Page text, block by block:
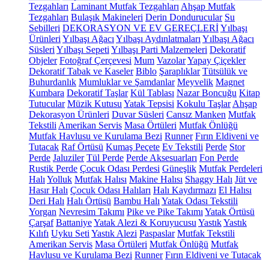
Tezgahları Laminant Mutfak Tezgahları Ahşap Mutfak
Tezgahları Bulaşık Makineleri Derin Dondurucular Su
Sebilleri DEKORASYON VE EV GEREÇLERİYılbaşı
Ürünleri Yılbaşı Ağacı Yılbaşı Aydınlatmaları Yılbaşı Ağacı
Süsleri Yılbaşı Sepeti Yılbaşı Parti Malzemeleri Dekoratif
Objeler Fotoğraf Çerçevesi Mum VazolarYapay Çiçekler
Dekoratif Tabak ve Kaseler Biblo Şaraplıklar Tütsülük ve
Buhurdanlık Mumluklar ve Şamdanlar Meyvelik Magnet
Kumbara Dekoratif Taşlar Kül Tablası Nazar Boncuğu Kitap
Tutucular Müzik Kutusu Yatak Tepsisi Kokulu Taşlar Ahşap
Dekorasyon Ürünleri Duvar Süsleri Cansız Manken Mutfak
Tekstili Amerikan Servis Masa Örtüleri Mutfak Önlüğü
Mutfak Havlusu ve Kurulama Bezi Runner Fırın Eldiveni ve
Tutacak Raf Örtüsü Kumaş Peçete Ev Tekstili Perde Stor
Perde Jaluziler Tül Perde Perde Aksesuarları Fon Perde
Rustik Perde Çocuk Odası Perdesi Güneşlik Mutfak Perdeleri
Halı Yolluk Mutfak Halısı Makine Halısı Shaggy Halı Jüt ve
Hasır Halı Çocuk Odası Halıları Halı Kaydırmazı El Halısı
Deri Halı Halı Örtüsü Bambu Halı Yatak Odası Tekstili
Yorgan Nevresim Takımı Pike ve Pike Takımı Yatak Örtüsü
Çarşaf BattaniyeYatak Alezi & Koruyucusu YastıkYastık
Kılıfı Uyku Seti Yastık Alezi Paspaslar Mutfak Tekstili
Amerikan Servis Masa Örtüleri Mutfak Önlüğü Mutfak
Havlusu ve Kurulama Bezi Runner Fırın Eldiveni ve Tutacak